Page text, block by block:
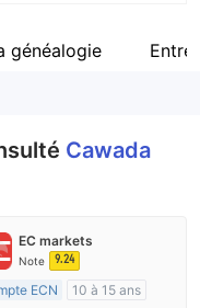
généalogie
Cawada
EC markets
Note 9.24
ECN
10 à 15 ans